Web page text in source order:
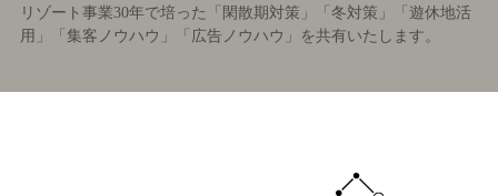
リゾート事業30年で培った「閑散期対策」「冬対策」「遊休地活
用」「集客ノウハウ」「広告ノウハウ」を共有いたします。